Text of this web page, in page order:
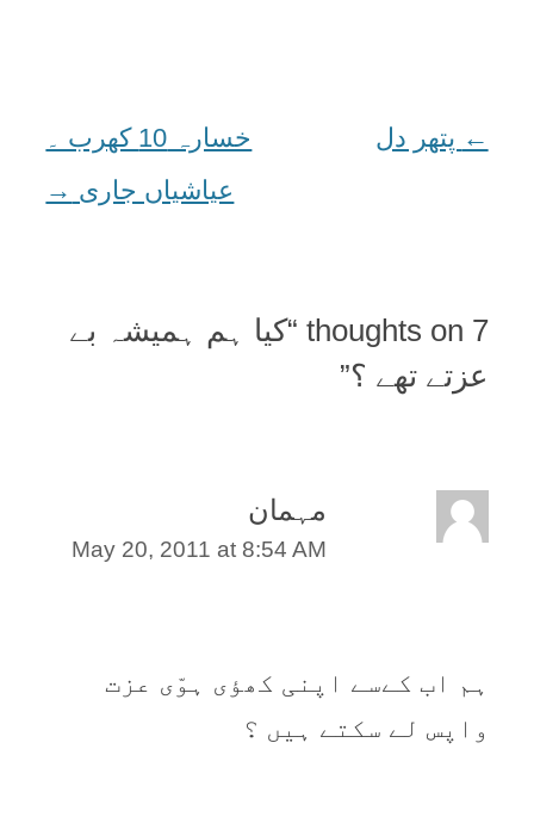
Post
← پتھر دل
خسارہ 10 کھرب ۔
عياشياں جاری →
7 thoughts on “
کيا ہم ہميشہ بے
عزتے تھے ؟”
مہمان
May 20, 2011 at 8:54 AM
ہم اب کےسے اپنی کھؤی ہوّی عزت
واپس لے سکتے ہیں ؟